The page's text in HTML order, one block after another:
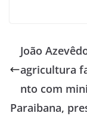
João
agricultura
nto com
Paraibana,